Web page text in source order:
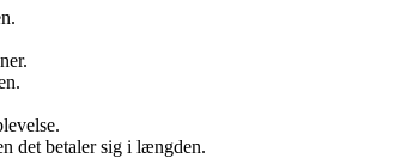
det betaler sig i længden.